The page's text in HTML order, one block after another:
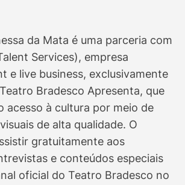
da Mata é uma parceria com
Services), empresa
e live business, exclusivamente
Bradesco Apresenta, que
acesso à cultura por meio de
de alta qualidade. O
gratuitamente aos
e conteúdos especiais
oficial do Teatro Bradesco no